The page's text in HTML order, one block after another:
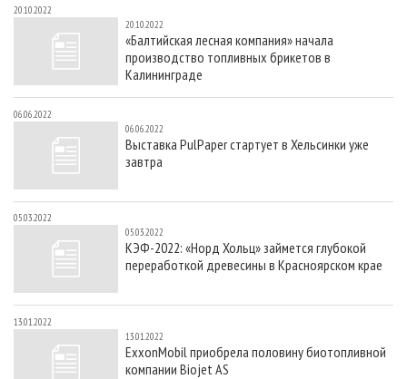
20.10.2022
20.10.2022
«Балтийская лесная компания» начала
производство топливных брикетов в
Калининграде
06.06.2022
06.06.2022
Выставка PulPaper стартует в Хельсинки уже
завтра
05.03.2022
05.03.2022
КЭФ-2022: «Норд Хольц» займется глубокой
переработкой древесины в Красноярском крае
13.01.2022
13.01.2022
ExxonMobil приобрела половину биотопливной
компании Biojet AS